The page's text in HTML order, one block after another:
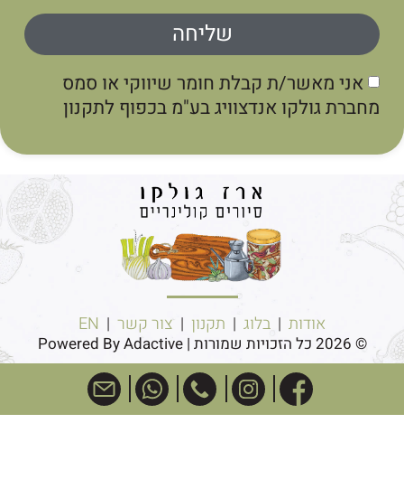
אני מאשר/ת קבלת חומר שיווקי או סמס
גולקו אנדצוויג בע"מ בכפוף לתקנון
שליחה
אודות|בלוג |תקנון|צור קשר|
EN
© 2026 כל הזכויות שמורות | Powered By Adactive